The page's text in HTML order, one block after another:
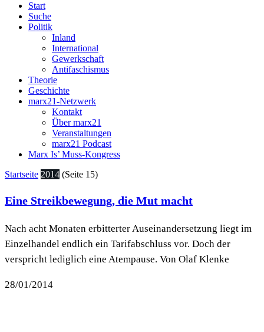
Start
Suche
Politik
Inland
International
Gewerkschaft
Antifaschismus
Theorie
Geschichte
marx21-Netzwerk
Kontakt
Über marx21
Veranstaltungen
marx21 Podcast
Marx Is’ Muss-Kongress
Startseite 2014 (Seite 15)
Eine Streikbewegung, die Mut macht
Nach acht Monaten erbitterter Auseinandersetzung liegt im
Einzelhandel endlich ein Tarifabschluss vor. Doch der
verspricht lediglich eine Atempause. Von Olaf Klenke
28/01/2014